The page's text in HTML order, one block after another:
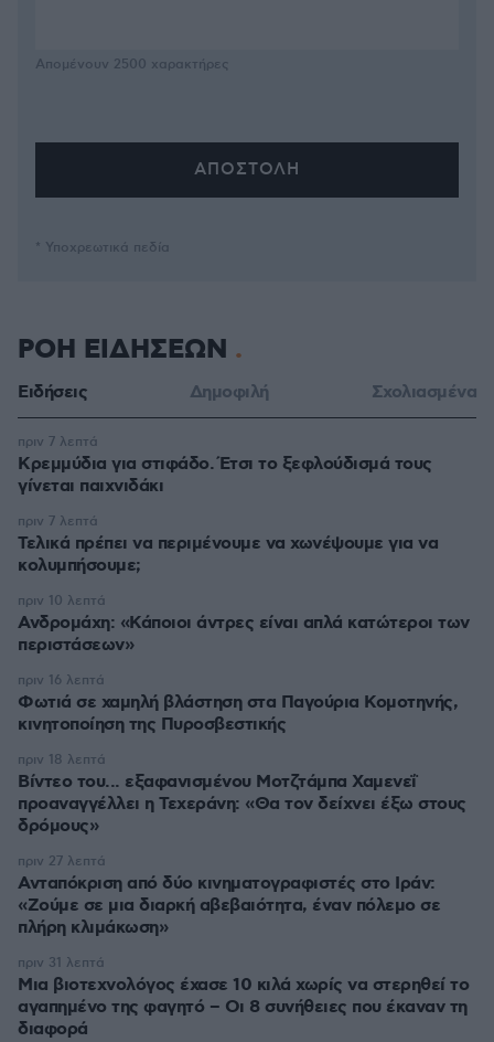
Απομένουν 2500 χαρακτήρες
* Υποχρεωτικά πεδία
ΡΟΗ ΕΙΔΗΣΕΩΝ
Ειδήσεις Δημοφιλή Σχολιασμένα
Κρεμμύδια για στιφάδο. Έτσι το ξεφλούδισμά τους
γίνεται παιχνιδάκι
πριν 7 λεπτά
Τελικά πρέπει να περιμένουμε να χωνέψουμε για να
κολυμπήσουμε;
πριν 7 λεπτά
Ανδρομάχη: «Κάποιοι άντρες είναι απλά κατώτεροι των
περιστάσεων»
πριν 10 λεπτά
Φωτιά σε χαμηλή βλάστηση στα Παγούρια Κομοτηνής,
κινητοποίηση της Πυροσβεστικής
πριν 16 λεπτά
Βίντεο του... εξαφανισμένου Μοτζτάμπα Χαμενεΐ
προαναγγέλλει η Τεχεράνη: «Θα τον δείχνει έξω στους
δρόμους»
πριν 18 λεπτά
Ανταπόκριση από δύο κινηματογραφιστές στο Ιράν:
«Ζούμε σε μια διαρκή αβεβαιότητα, έναν πόλεμο σε
πλήρη κλιμάκωση»
πριν 27 λεπτά
Μια βιοτεχνολόγος έχασε 10 κιλά χωρίς να στερηθεί το
αγαπημένο της φαγητό – Οι 8 συνήθειες που έκαναν τη
διαφορά
πριν 31 λεπτά